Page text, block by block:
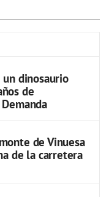
un dinosaurio
de
de Vinuesa
de la carretera